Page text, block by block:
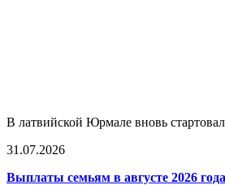
В латвийской Юрмале вновь
31.07.2026
Выплаты семьям в августе 2026